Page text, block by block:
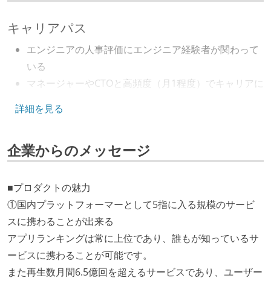
キャリアパス
エンジニアの人事評価にエンジニア経験者が関わって
いる
マネージャーやCTOと高頻度（月1程度）でキャリアに
CTO またはそれに準じる、技術やワークフローの標準
化を行う役割の人・部門が存在する
取締役（社内）または執行役員として、エンジニアリ
ング部門の人間が経営に参加している
エンジニアが自発的に外部のイベントやカンファレン
スに登壇している
最新技術を追いかけるための社内勉強会が定期開催さ
れ、参加者が自主的に参加している
詳細を見る
企業からのメッセージ
■プロダクトの魅力
①国内プラットフォーマーとして5指に入る規模のサービ
スに携わることが出来る
アプリランキングは常に上位であり、誰もが知っているサ
ービスに携わることが可能です。
また再生数月間6.5億回を超えるサービスであり、ユーザー